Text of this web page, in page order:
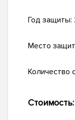
Год защиты:
Место
Количество
Стоимость: